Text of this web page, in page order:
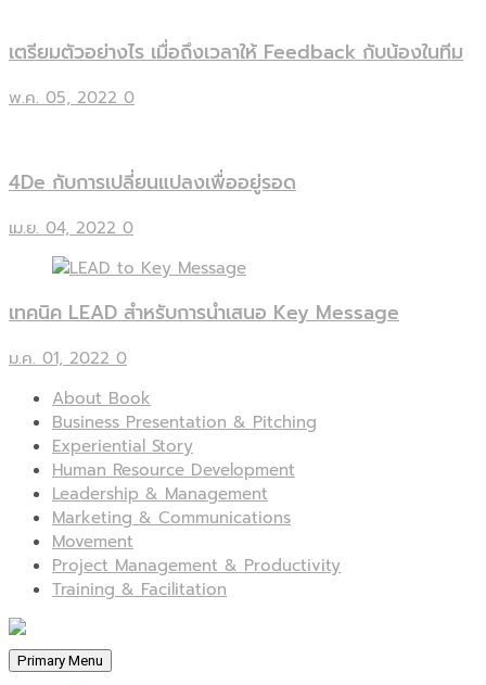
เตรียมตัวอย่างไร เมื่อถึงเวลาให้ Feedback กับน้องในทีม
พ.ค. 05, 2022 0
4De กับการเปลี่ยนแปลงเพื่ออยู่รอด
เม.ย. 04, 2022 0
เทคนิค LEAD สำหรับการนำเสนอ Key Message
ม.ค. 01, 2022 0
About Book
Business Presentation & Pitching
Experiential Story
Human Resource Development
Leadership & Management
Marketing & Communications
Movement
Project Management & Productivity
Training & Facilitation
Primary Menu